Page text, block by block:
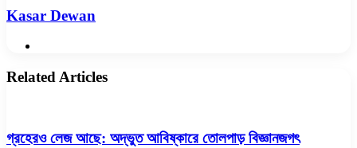
Kasar Dewan
Related Articles
গ্রহেরও লেজ আছে: অদ্ভুত আবিষ্কারে তোলপাড় বিজ্ঞানজগৎ